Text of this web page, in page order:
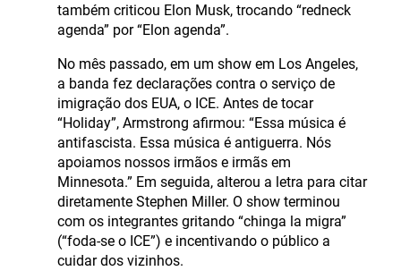
também criticou Elon Musk, trocando “redneck
agenda” por “Elon agenda”.
No mês passado, em um show em Los Angeles,
a banda fez declarações contra o serviço de
imigração dos EUA, o ICE. Antes de tocar
“Holiday”, Armstrong afirmou: “Essa música é
antifascista. Essa música é antiguerra. Nós
apoiamos nossos irmãos e irmãs em
Minnesota.” Em seguida, alterou a letra para citar
diretamente Stephen Miller. O show terminou
com os integrantes gritando “chinga la migra”
(“foda-se o ICE”) e incentivando o público a
cuidar dos vizinhos.